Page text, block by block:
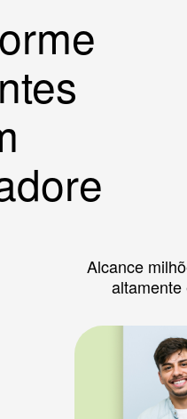
Alcance
altamente